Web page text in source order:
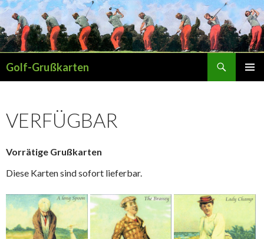
Golf-Grußkarten
VERFÜGBAR
Vorrätige Grußkarten
Diese Karten sind sofort lieferbar.